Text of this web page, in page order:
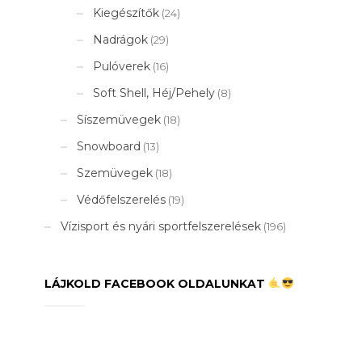
Kiegészítők (24)
Nadrágok (29)
Pulóverek (16)
Soft Shell, Héj/Pehely (8)
Síszemüvegek (18)
Snowboard (13)
Szemüvegek (18)
Védőfelszerelés (19)
Vízisport és nyári sportfelszerelések (196)
LÁJKOLD FACEBOOK OLDALUNKAT